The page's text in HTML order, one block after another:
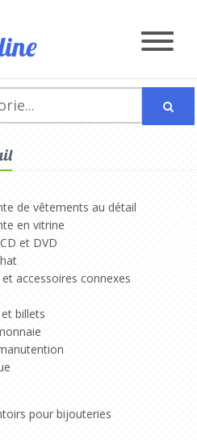
de vêtements au détail
en vitrine
et DVD
accessoires connexes
billets
pour bijouteries